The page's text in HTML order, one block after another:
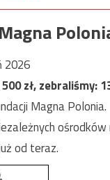
2026
zł, zebraliśmy:
Magna Polonia.
ośrodków
od teraz.